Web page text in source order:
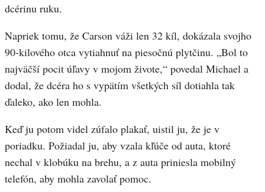
dcérinu ruku.
Napriek tomu, že Carson váži len 32 kíl, dokázala svojho
90-kilového otca vytiahnuť na piesočnú plytčinu. „Bol to
najväčší pocit úľavy v mojom živote,“ povedal Michael a
dodal, že dcéra ho s vypätím všetkých síl dotiahla tak
ďaleko, ako len mohla.
Keď ju potom videl zúfalo plakať, uistil ju, že je v
poriadku. Požiadal ju, aby vzala kľúče od auta, ktoré
nechal v klobúku na brehu, a z auta priniesla mobilný
telefón, aby mohla zavolať pomoc.